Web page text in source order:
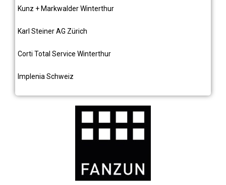
Kunz + Markwalder Winterthur
Karl Steiner AG Zürich
Corti Total Service Winterthur
Implenia Schweiz